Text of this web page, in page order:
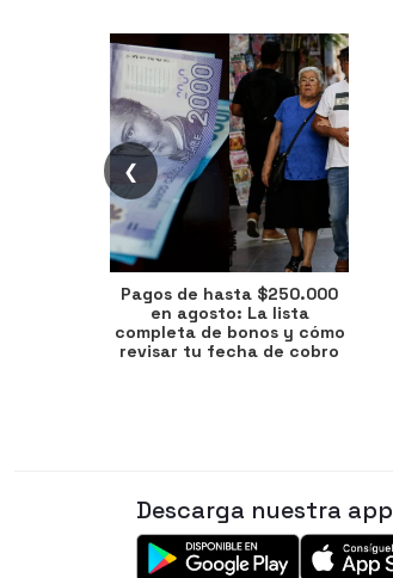
❮
Pagos de hasta $250.000
en agosto: La lista
completa de bonos y cómo
revisar tu fecha de cobro
Descarga nuestra app